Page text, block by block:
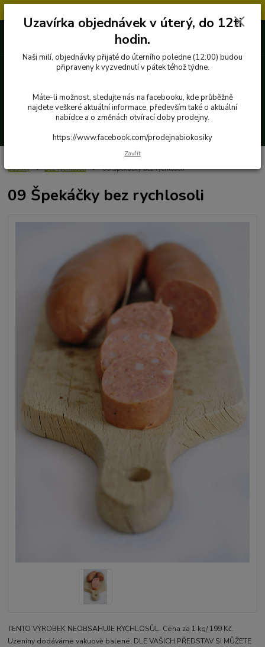
727 862 655, 737 283 505
Ryby, maso a masné výrobky
paštiky
Bez rychlosoli 09 Špekáčky bez rychlosoli
09 Špekáčky bez rychlosoli
TENTO VÝROBEK NEOBSAHUJE RYCHLOSŮL. Cena za 1 kg/ 199 Kč.
Uzeniny dodáváme vakuově balené. DLE VAŠICH PŘEDSTAV SI MŮŽETE
Uzavírka objednávek v úterý, do 12ti
hodin.
Naši milí, objednávky přijaté do úterního poledne (12:00) budou
připraveny k vyzvednutí v pátek téhož týdne.
Máte-li možnost, sledujte nás na facebooku, kde průběžně
najdete veškeré aktuální informace, především také o aktuální
nabídce a o změnách otvírací doby prodejny.
https://www.facebook.com/prodejnabiokosiky
Zavřít